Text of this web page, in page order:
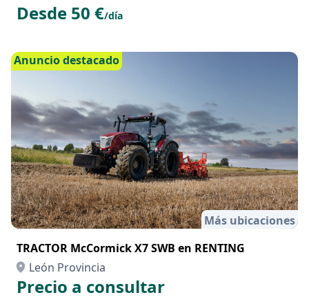
Desde 50 €/día
Anuncio destacado
Más ubicaciones
TRACTOR McCormick X7 SWB en RENTING
León Provincia
Precio a consultar